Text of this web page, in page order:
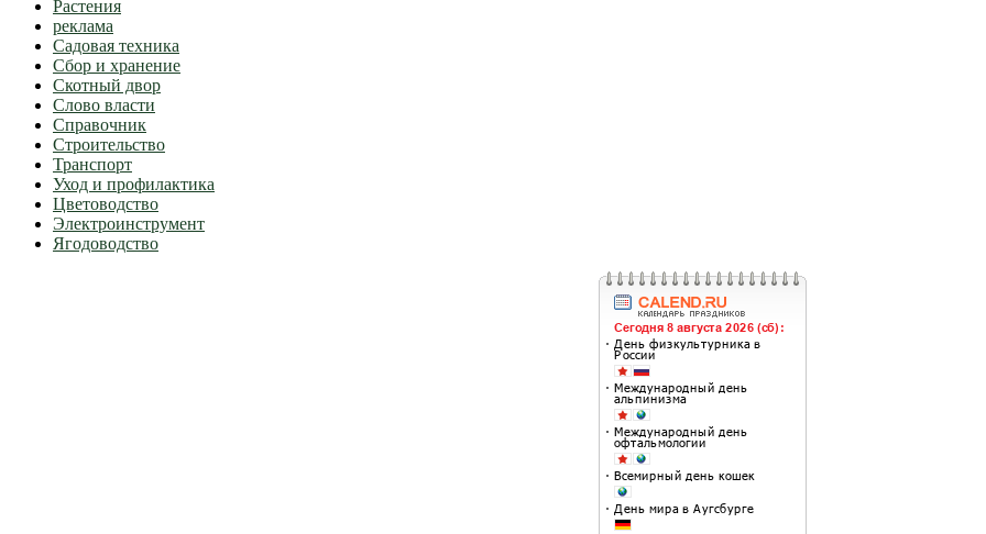
Растения
реклама
Садовая техника
Сбор и хранение
Скотный двор
Слово власти
Справочник
Строительство
Транспорт
Уход и профилактика
Цветоводство
Электроинструмент
Ягодоводство